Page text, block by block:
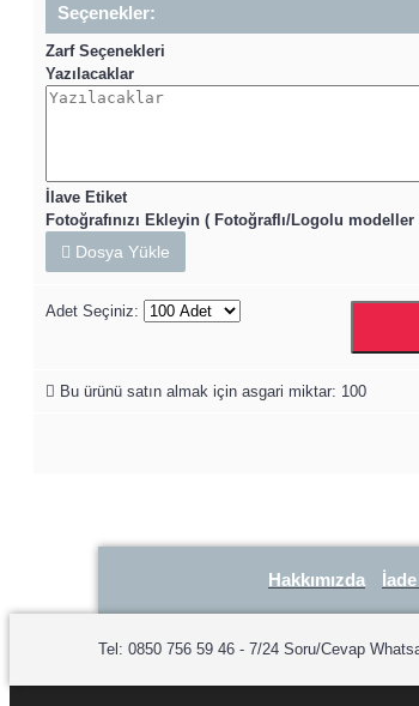
Seçenekler:
Zarf Seçenekleri
Yazılacaklar
İlave Etiket
Fotoğrafınızı Ekleyin ( Fotoğraflı/Logolu
Dosya Yükle
Adet Seçiniz:
Bu ürünü satın almak için asgari miktar: 100
Hakkımızda
Tel: 0850 756 59 46 - 7/24 Soru/Cevap